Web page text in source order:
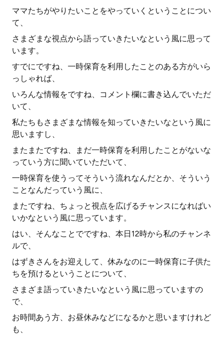
ママたちがやりたいことをやっていくということについ
て、
さまざまな視点から語っていきたいなという風に思って
います。
すでにですね、一時保育を利用したことのある方がいら
っしゃれば、
いろんな情報をですね、コメント欄に書き込んでいただ
いて、
私たちもさまざまな情報を知っていきたいなという風に
思いますし、
またまたですね、まだ一時保育を利用したことがないな
っていう方に聞いていただいて、
一時保育を使うってそういう流れなんだとか、そういう
ことなんだっていう風に、
またですね、ちょっと視点を広げるチャンスになればい
いかなという風に思っています。
はい、そんなことでですね、本日12時から私のチャンネ
ルで、
はずきさんをお迎えして、休みなのに一時保育に子供た
ちを預けるということについて、
さまざま語っていきたいなという風に思っていますの
で、
お時間あう方、お昼休みなどになるかと思いますけれど
も、